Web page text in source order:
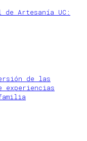
de Artesanía UC:
de las
experiencias